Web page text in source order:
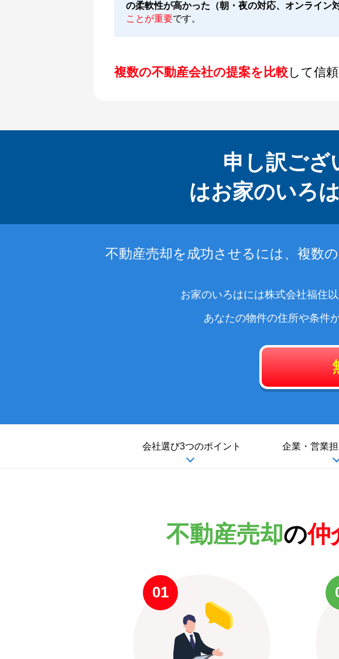
の柔軟性が高かった（朝・夜の対応、オンライン
ことが重要です。
複数の不動産会社の提案を比較して信
申し訳ござ
はお家のいろ
不動産売却を成功させるには、複数
お家のいろはには株式会社福住
あなたの物件の住所や条件
会社選び3つのポイント 企業・ 営業
不動産売却の仲
01